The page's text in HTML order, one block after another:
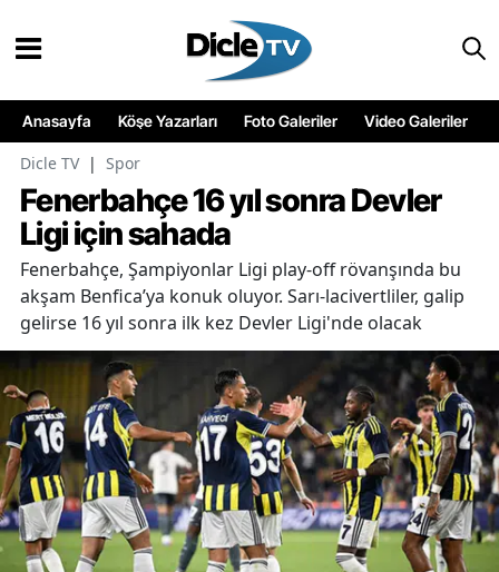
Anasayfa Köşe Yazarları Foto Galeriler Video Galeriler
Dicle TV | Spor
Fenerbahçe 16 yıl sonra Devler
Ligi için sahada
Fenerbahçe, Şampiyonlar Ligi play-off rövanşında bu
akşam Benfica’ya konuk oluyor. Sarı-lacivertliler, galip
gelirse 16 yıl sonra ilk kez Devler Ligi'nde olacak